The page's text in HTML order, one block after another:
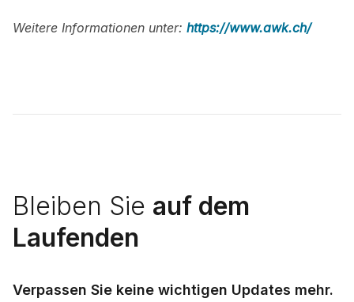
Weitere Informationen unter: https://www.awk.ch/
Bleiben Sie auf dem
Laufenden
Verpassen Sie keine wichtigen Updates mehr.